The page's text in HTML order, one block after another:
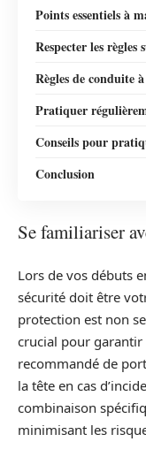
Points essentiels à
Respecter les règles
Règles de conduite
Pratiquer
Conseils pour
Conclusion
Se familiariser
Lors de vos débuts
sécurité doit être
protection est non
crucial pour garantir
recommandé de
la tête en cas
combinaison
minimisant les